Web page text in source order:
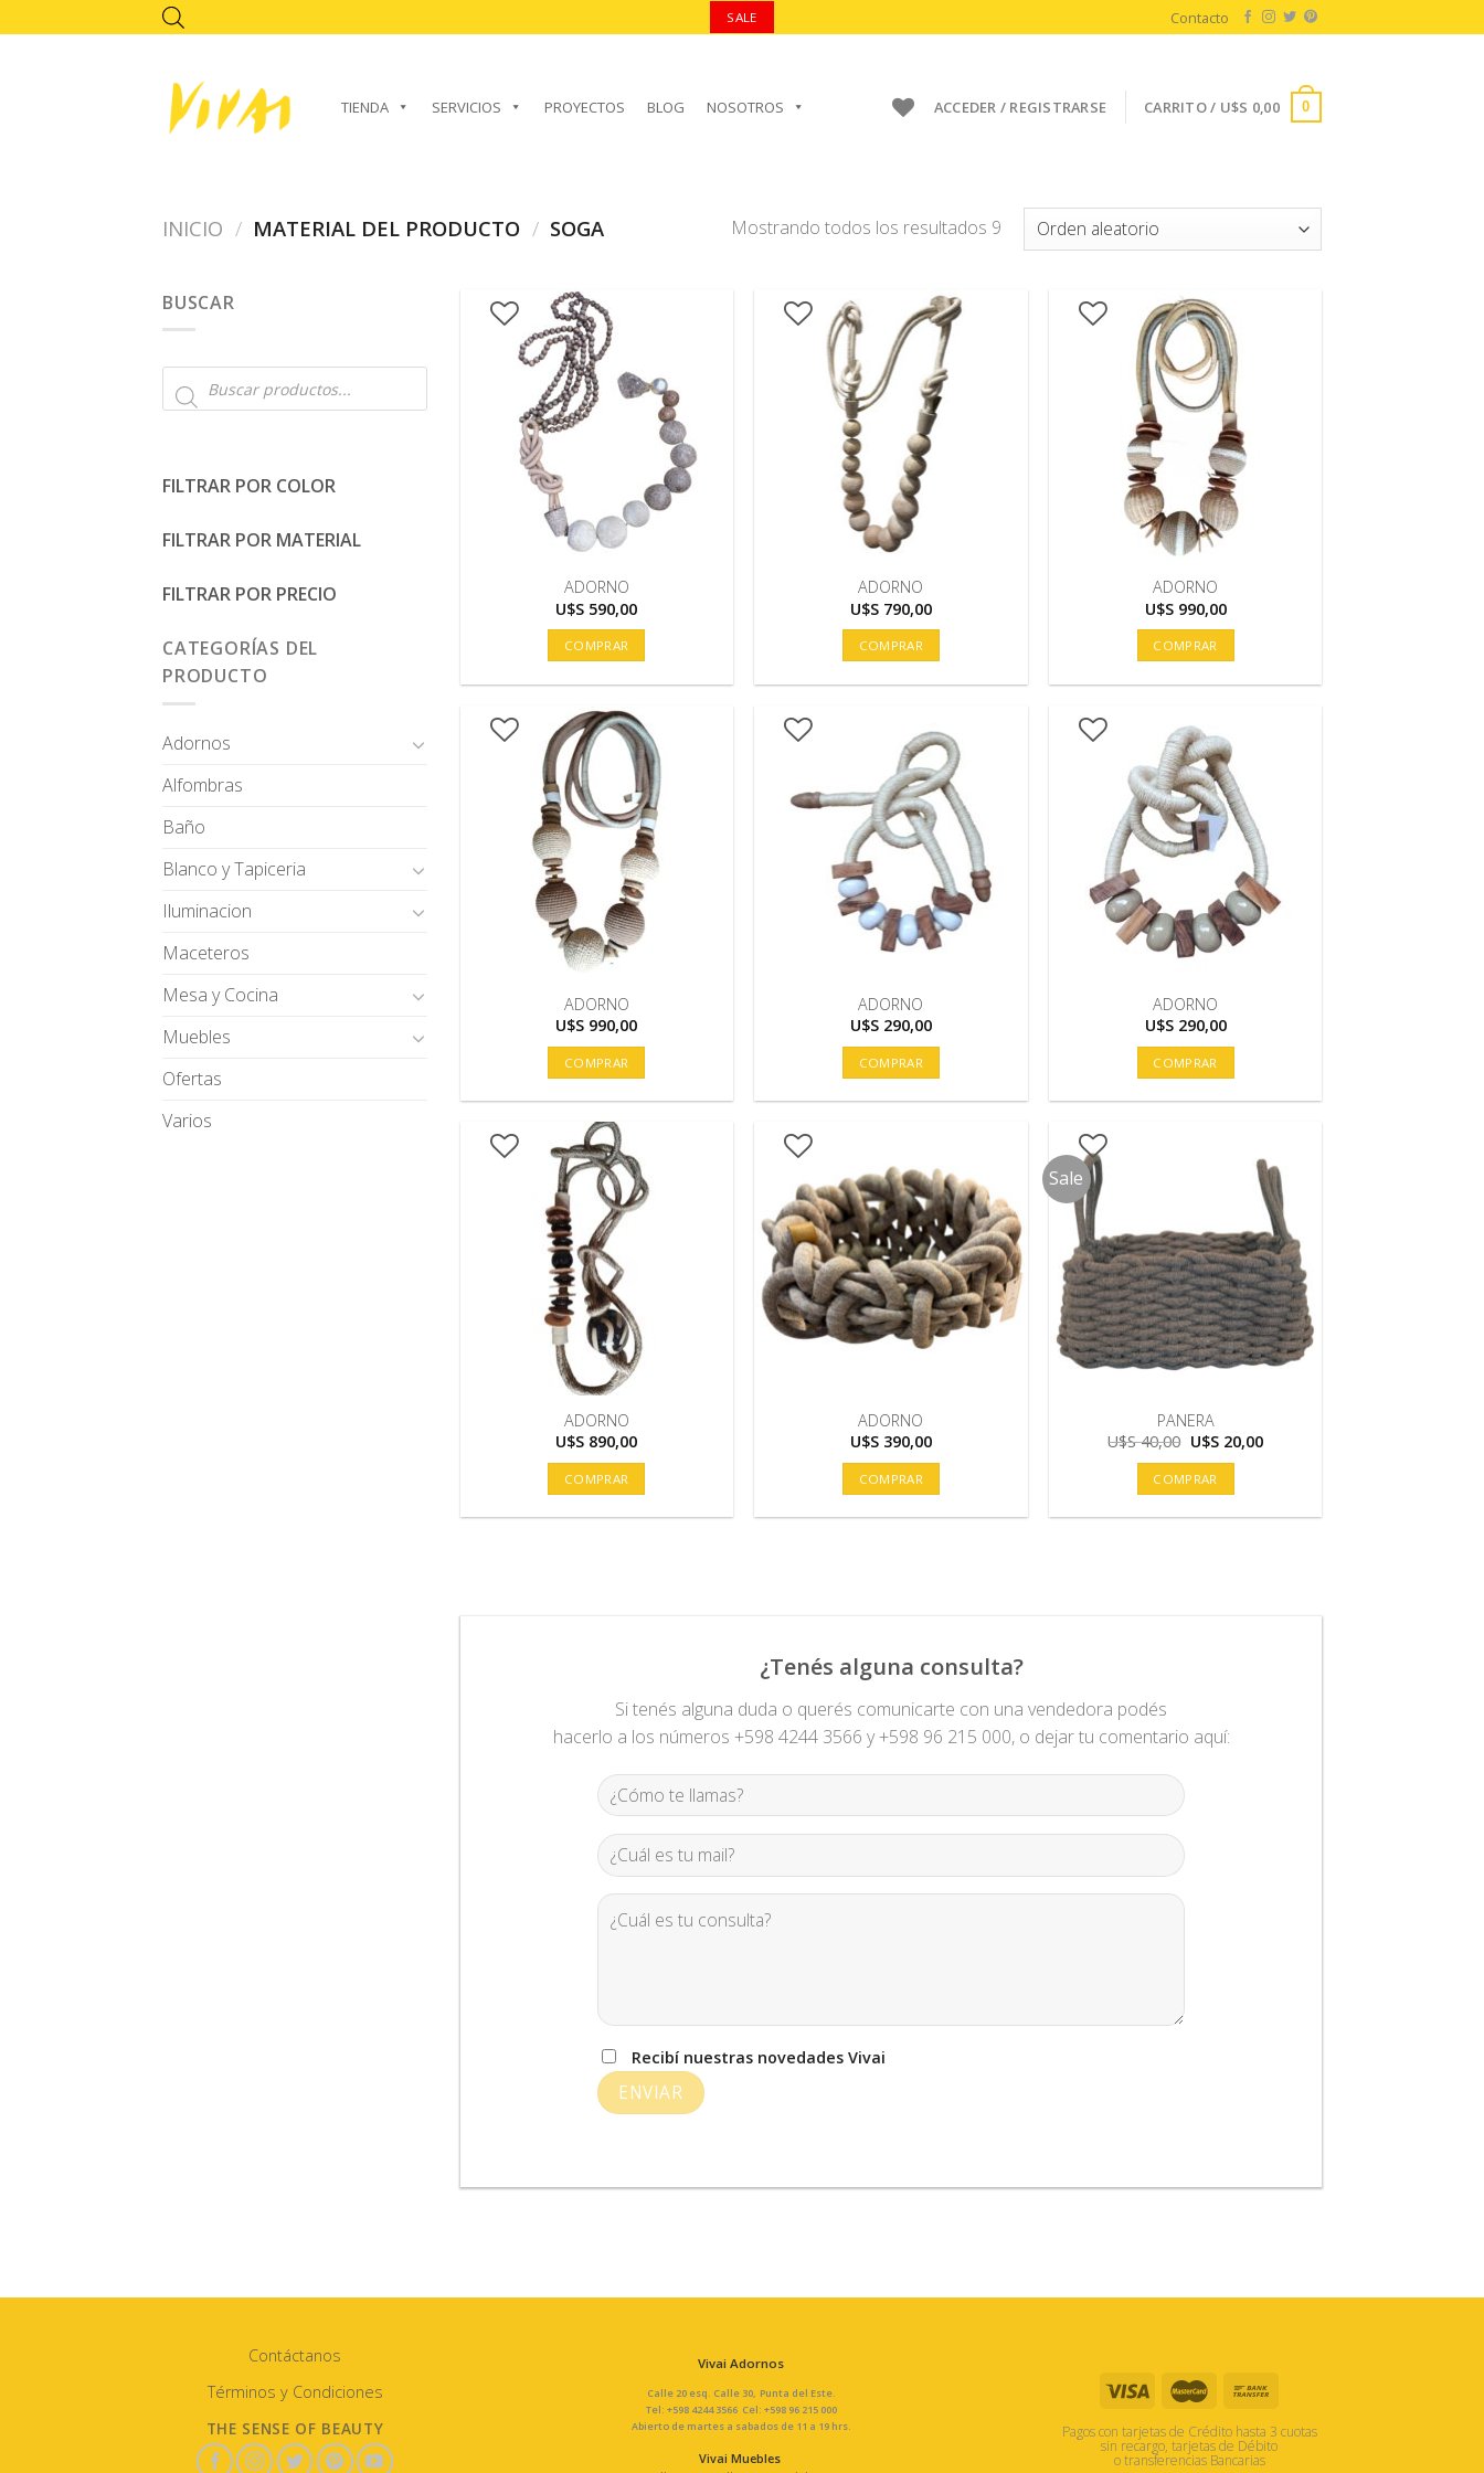
to
SALE Contacto
TIENDA SERVICIOS PROYECTOS BLOG NOSOTROS ACCEDER / REGISTRARSE CARRITO / U$S 0,00 0
INICIO / MATERIAL DEL PRODUCTO / SOGA Mostrando todos los resultados 9
BUSCAR
Búsqueda
de
FILTRAR POR COLOR
FILTRAR POR MATERIAL
FILTRAR POR PRECIO
CATEGORÍAS DEL
PRODUCTO
Adornos
Alfombras
Baño
Blanco y Tapiceria
Iluminacion
Maceteros
Mesa y Cocina
Muebles
Ofertas
Varios
ADORNO
U$S 590,00
COMPRAR
ADORNO
U$S 790,00
COMPRAR
ADORNO
U$S 990,00
COMPRAR
ADORNO
U$S 990,00
COMPRAR
ADORNO
U$S 290,00
COMPRAR
ADORNO
U$S 290,00
COMPRAR
ADORNO
U$S 890,00
COMPRAR
ADORNO
U$S 390,00
COMPRAR
Sale
PANERA
U$S40,00 El
original
era:
40,00.
U$S 20,00El
20,00.
COMPRAR
¿Tenés alguna consulta?
Si tenés alguna duda o querés comunicarte con una vendedora podés
hacerlo a los números +598 4244 3566 y +598 96 215 000, o dejar tu comentario aquí:
Recibí nuestras novedades Vivai
Contáctanos
Términos y Condiciones
THE SENSE OF BEAUTY
Vivai Adornos
Calle 20 esq. Calle 30, Punta del Este.
Tel: +598 4244 3566 Cel: +598 96 215 000
Abierto de martes a sabados de 11 a 19 hrs.
Vivai Muebles
Pagos con tarjetas de Crédito hasta 3 cuotas
sin recargo, tarjetas de Débito
o transferencias Bancarias